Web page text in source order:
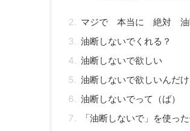
マジで 本当に 絶対 油
油断しないでくれる？
油断しないで欲しい
油断しないで欲しいんだ
油断しないでって（ば）
「油断しないで」を使っ